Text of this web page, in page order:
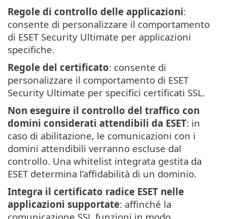
Regole di controllo delle applicazioni:
consente di personalizzare il comportamento
di ESET Security Ultimate per applicazioni
specifiche.
Regole del certificato: consente di
personalizzare il comportamento di ESET
Security Ultimate per specifici certificati SSL.
Non eseguire il controllo del traffico con
domini considerati attendibili da ESET: in
caso di abilitazione, le comunicazioni con i
domini attendibili verranno escluse dal
controllo. Una whitelist integrata gestita da
ESET determina l’affidabilità di un dominio.
Integra il certificato radice ESET nelle
applicazioni supportate: affinché la